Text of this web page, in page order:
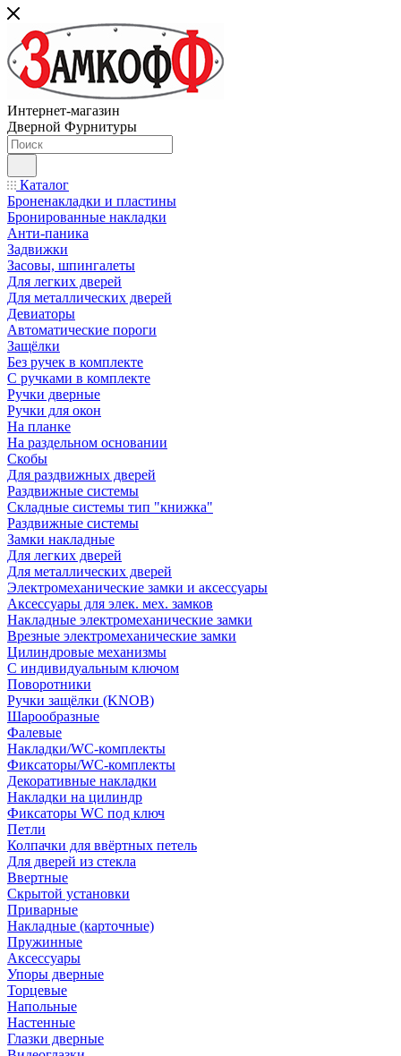
Интернет-магазин
Дверной Фурнитуры
Каталог
Броненакладки и пластины
Бронированные накладки
Анти-паника
Задвижки
Засовы, шпингалеты
Для легких дверей
Для металлических дверей
Девиаторы
Автоматические пороги
Защёлки
Без ручек в комплекте
С ручками в комплекте
Ручки дверные
Ручки для окон
На планке
На раздельном основании
Скобы
Для раздвижных дверей
Раздвижные системы
Складные системы тип "книжка"
Раздвижные системы
Замки накладные
Для легких дверей
Для металлических дверей
Электромеханические замки и аксессуары
Аксессуары для элек. мех. замков
Накладные электромеханические замки
Врезные электромеханические замки
Цилиндровые механизмы
С индивидуальным ключом
Поворотники
Ручки защёлки (KNOB)
Шарообразные
Фалевые
Накладки/WC-комплекты
Фиксаторы/WC-комплекты
Декоративные накладки
Накладки на цилиндр
Фиксаторы WC под ключ
Петли
Колпачки для ввёртных петель
Для дверей из стекла
Ввертные
Скрытой установки
Приварные
Накладные (карточные)
Пружинные
Аксессуары
Упоры дверные
Торцевые
Напольные
Настенные
Глазки дверные